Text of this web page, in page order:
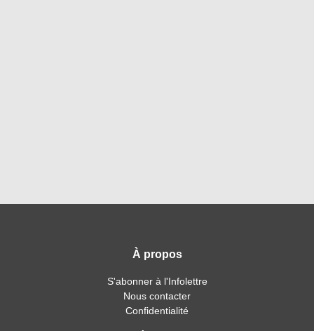
À propos
S'abonner à l'Infolettre
Nous contacter
Confidentialité